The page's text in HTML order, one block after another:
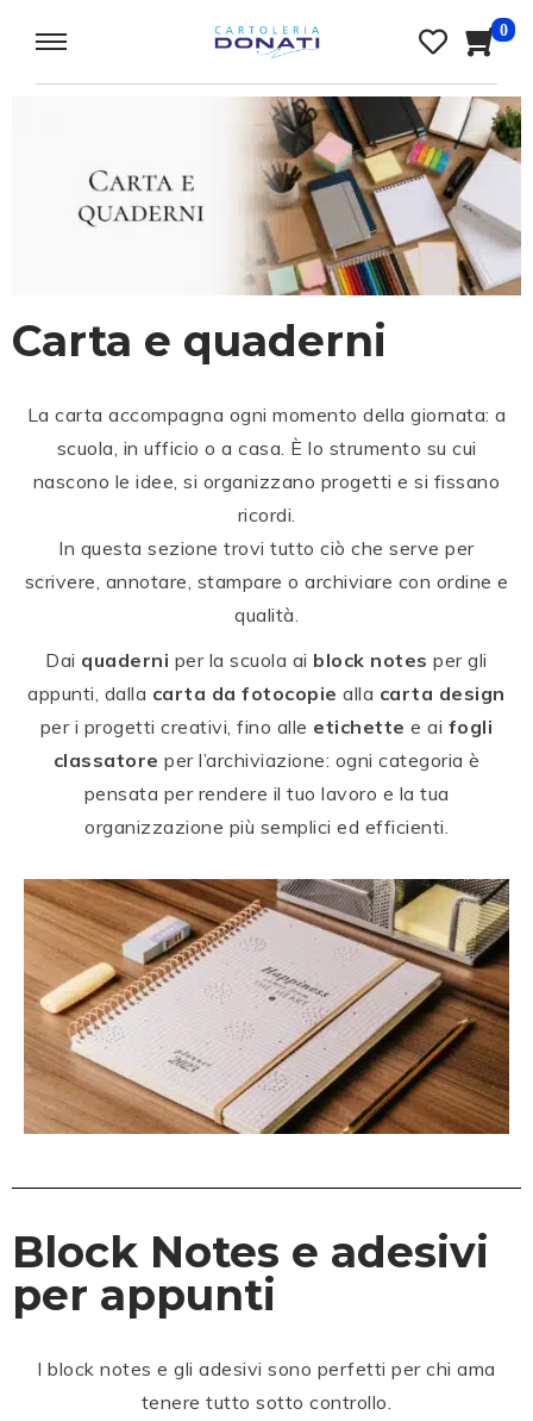
0
Carta e quaderni
La carta accompagna ogni momento della giornata: a
scuola, in ufficio o a casa. È lo strumento su cui
nascono le idee, si organizzano progetti e si fissano
ricordi.
In questa sezione trovi tutto ciò che serve per
scrivere, annotare, stampare o archiviare con ordine e
qualità.
Dai quaderni per la scuola ai block notes per gli
appunti, dalla carta da fotocopie alla carta design
per i progetti creativi, fino alle etichette e ai fogli
classatore per l’archiviazione: ogni categoria è
pensata per rendere il tuo lavoro e la tua
organizzazione più semplici ed efficienti.
Block Notes e adesivi
per appunti
I block notes e gli adesivi sono perfetti per chi ama
tenere tutto sotto controllo.